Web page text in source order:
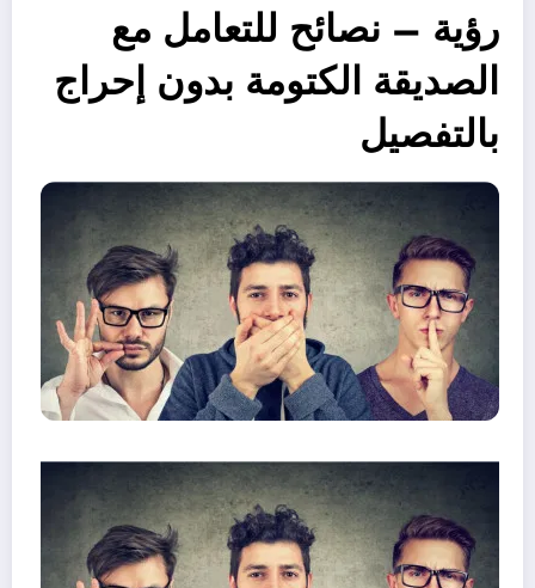
رؤية – نصائح للتعامل مع
الصديقة الكتومة بدون إحراج
بالتفصيل